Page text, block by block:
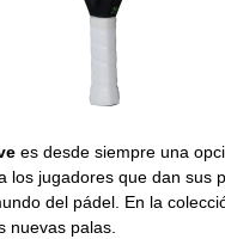
es desde siempre una
los jugadores que dan sus
del pádel. En la
nuevas palas.